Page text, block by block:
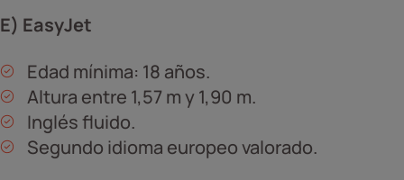
E) EasyJet
Edad mínima: 18 años.
Altura entre 1,57 m y 1,90 m.
Inglés fluido.
Segundo idioma europeo valorado.